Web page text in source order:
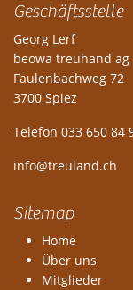
Geschäftsstelle
Georg Lerf
beowa treuhand ag
Faulenbachweg 72
3700 Spiez
Telefon 033 650 84
info@treuland.ch
Sitemap
Home
Über uns
Mitglieder